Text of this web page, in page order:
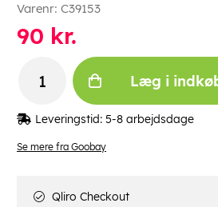
Se mere fra Goobay
Varenr: C39153
90 kr.
Læg i
Leveringstid: 5-8 arbejdsdage
Qliro Checkout